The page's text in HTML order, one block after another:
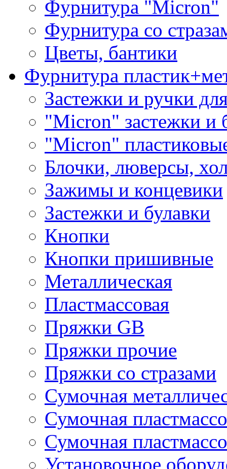
Фурнитура "Micron"
Фурнитура со
Цветы, бантики
Фурнитура
Застежки и ручки
"Micron" застежки и
"Micron"
Блочки, люверсы,
Зажимы и концевики
Застежки и булавки
Кнопки
Кнопки пришивные
Металлическая
Пластмассовая
Пряжки GB
Пряжки прочие
Пряжки со стразами
Сумочная
Сумочная
Сумочная
Установочное